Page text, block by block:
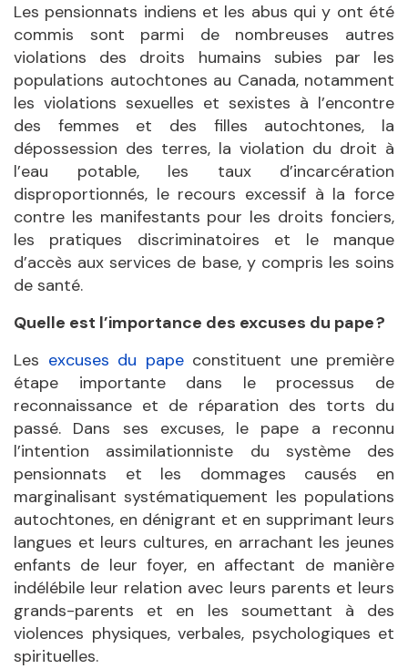
Les pensionnats indiens et les abus qui y ont été
commis sont parmi de nombreuses autres
violations des droits humains subies par les
populations autochtones au Canada, notamment
les violations sexuelles et sexistes à l’encontre
des femmes et des filles autochtones, la
dépossession des terres, la violation du droit à
l’eau potable, les taux d’incarcération
disproportionnés, le recours excessif à la force
contre les manifestants pour les droits fonciers,
les pratiques discriminatoires et le manque
d’accès aux services de base, y compris les soins
de santé.
Quelle est l’importance des excuses du pape ?
Les excuses du papeconstituent une première
étape importante dans le processus de
reconnaissance et de réparation des torts du
passé. Dans ses excuses, le pape a reconnu
l’intention assimilationniste du système des
pensionnats et les dommages causés en
marginalisant systématiquement les populations
autochtones, en dénigrant et en supprimant leurs
langues et leurs cultures, en arrachant les jeunes
enfants de leur foyer, en affectant de manière
indélébile leur relation avec leurs parents et leurs
grands-parents et en les soumettant à des
violences physiques, verbales, psychologiques et
spirituelles.